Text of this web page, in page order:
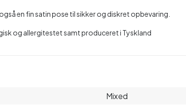
en fin satin pose til sikker og diskret opbevaring.
og allergitestet samt produceret i Tyskland
Mixed